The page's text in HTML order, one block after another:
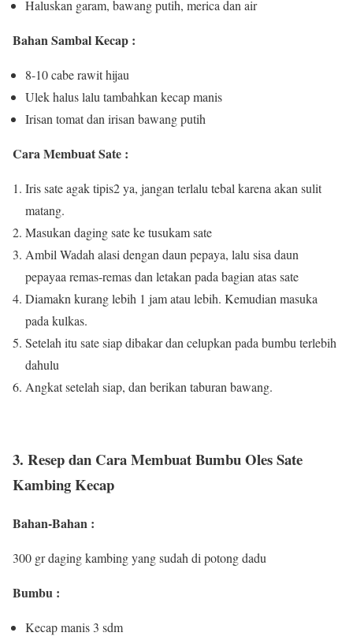
Haluskan garam, bawang putih, merica dan air
Bahan Sambal Kecap :
8-10 cabe rawit hijau
Ulek halus lalu tambahkan kecap manis
Irisan tomat dan irisan bawang putih
Cara Membuat Sate :
Iris sate agak tipis2 ya, jangan terlalu tebal karena akan sulit
matang.
Masukan daging sate ke tusukam sate
Ambil Wadah alasi dengan daun pepaya, lalu sisa daun
pepayaa remas-remas dan letakan pada bagian atas sate
Diamakn kurang lebih 1 jam atau lebih. Kemudian masuka
pada kulkas.
Setelah itu sate siap dibakar dan celupkan pada bumbu terlebih
dahulu
Angkat setelah siap, dan berikan taburan bawang.
3. Resep dan Cara Membuat Bumbu Oles Sate
Kambing Kecap
Bahan-Bahan :
300 gr daging kambing yang sudah di potong dadu
Bumbu :
Kecap manis 3 sdm